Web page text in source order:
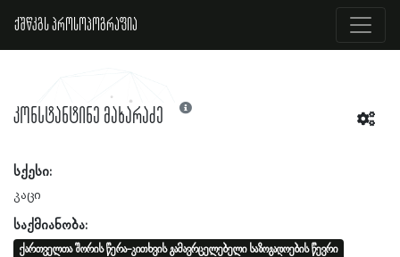
ქშწკგს პროსოპოგრაფია
კონსტანტინე მახარაძე
სქესი:
კაცი
საქმიანობა:
ქართველთა შორის წერა-კითხვის გამავრცელებელი საზოგადოების წევრი